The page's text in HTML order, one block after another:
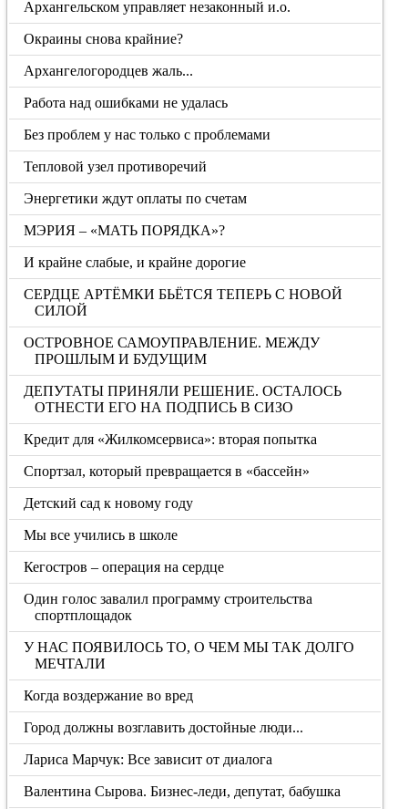
Архангельском управляет незаконный и.о.
Окраины снова крайние?
Архангелогородцев жаль...
Работа над ошибками не удалась
Без проблем у нас только с проблемами
Тепловой узел противоречий
Энергетики ждут оплаты по счетам
МЭРИЯ – «МАТЬ ПОРЯДКА»?
И крайне слабые, и крайне дорогие
СЕРДЦЕ АРТЁМКИ БЬЁТСЯ ТЕПЕРЬ С НОВОЙ
СИЛОЙ
ОСТРОВНОЕ САМОУПРАВЛЕНИЕ. МЕЖДУ
ПРОШЛЫМ И БУДУЩИМ
ДЕПУТАТЫ ПРИНЯЛИ РЕШЕНИЕ. ОСТАЛОСЬ
ОТНЕСТИ ЕГО НА ПОДПИСЬ В СИЗО
Кредит для «Жилкомсервиса»: вторая попытка
Спортзал, который превращается в «бассейн»
Детский сад к новому году
Мы все учились в школе
Кегостров – операция на сердце
Один голос завалил программу строительства
спортплощадок
У НАС ПОЯВИЛОСЬ ТО, О ЧЕМ МЫ ТАК ДОЛГО
МЕЧТАЛИ
Когда воздержание во вред
Город должны возглавить достойные люди...
Лариса Марчук: Все зависит от диалога
Валентина Сырова. Бизнес-леди, депутат, бабушка